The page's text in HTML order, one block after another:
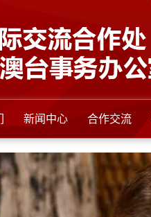
新闻中心 合作交流